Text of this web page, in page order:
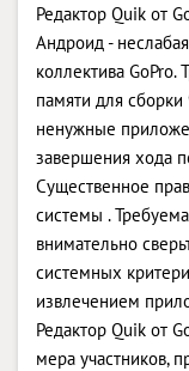
Редактор Quik от
Андроид -
коллектива
памяти для
ненужные
завершения хода
Существенное
системы .
внимательно
системных
извлечением
Редактор Quik от
мера участников,